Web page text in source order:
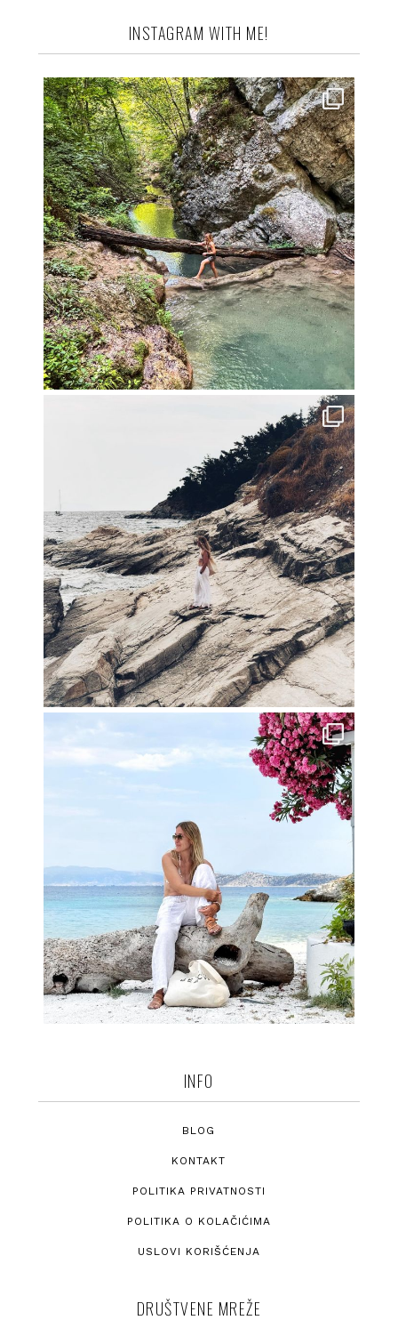
INSTAGRAM WITH ME!
INFO
BLOG
KONTAKT
POLITIKA PRIVATNOSTI
POLITIKA O KOLAČIĆIMA
USLOVI KORIŠĆENJA
DRUŠTVENE MREŽE